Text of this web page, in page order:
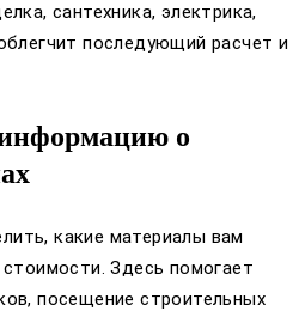
сантехника, электрика,
последующий расчет и
о
какие материалы вам
Здесь помогает
посещение строительных